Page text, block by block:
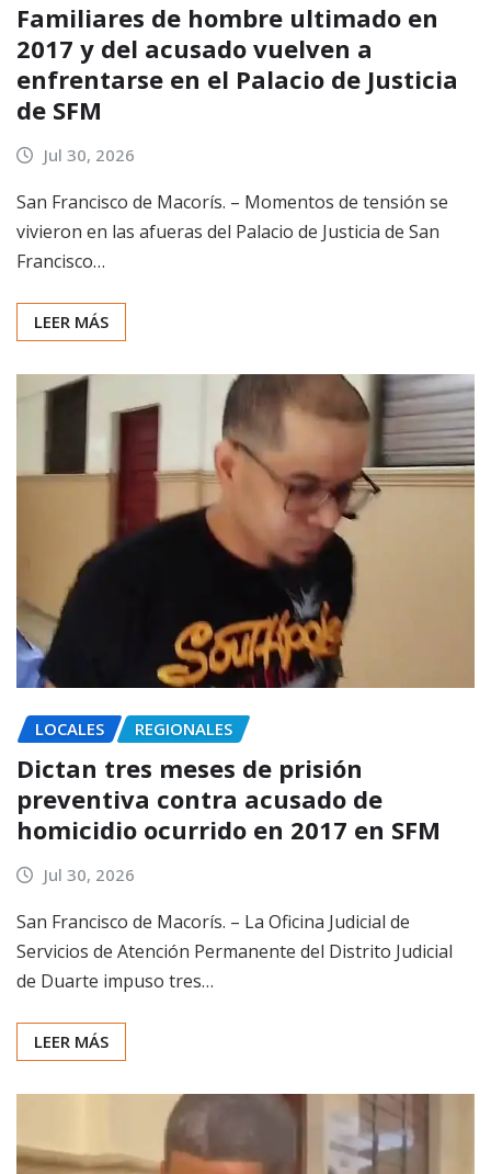
Familiares de hombre ultimado en
2017 y del acusado vuelven a
enfrentarse en el Palacio de Justicia
de SFM
Jul 30, 2026
San Francisco de Macorís. – Momentos de tensión se
vivieron en las afueras del Palacio de Justicia de San
Francisco…
LEER MÁS
LOCALES REGIONALES
Dictan tres meses de prisión
preventiva contra acusado de
homicidio ocurrido en 2017 en SFM
Jul 30, 2026
San Francisco de Macorís. – La Oficina Judicial de
Servicios de Atención Permanente del Distrito Judicial
de Duarte impuso tres…
LEER MÁS